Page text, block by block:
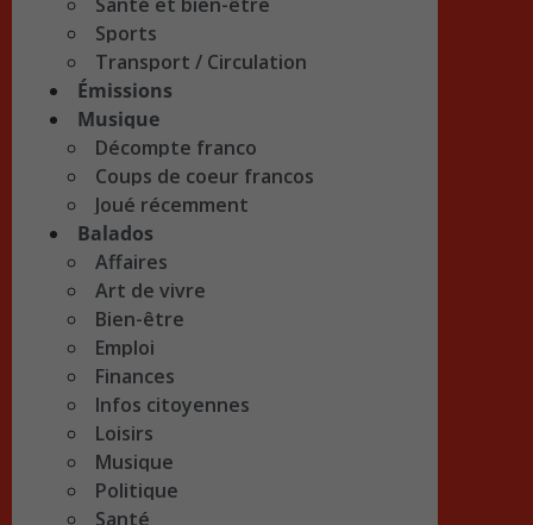
Sports
Transport / Circulation
Émissions
Musique
Décompte franco
Coups de coeur francos
Joué récemment
Balados
Affaires
Art de vivre
Bien-être
Emploi
Finances
Infos citoyennes
Loisirs
Musique
Politique
Santé